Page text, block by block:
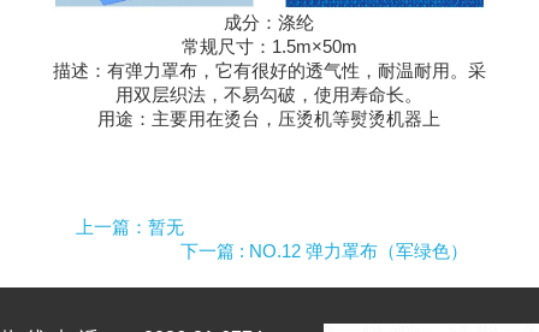
成分：涤纶
常规尺寸：1.5m×50m
描述：有弹力罩布，它有很好的透气性，耐温耐用。采
用双层织法，不易勾破，使用寿命长。
用途：主要用在烫台，压烫机等熨烫机器上
上一篇：暂无
下一篇 : NO.12 弹力罩布（军绿色）